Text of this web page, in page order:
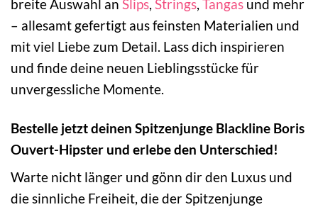
breite Auswahl an Slips, Strings, Tangas und mehr
– allesamt gefertigt aus feinsten Materialien und
mit viel Liebe zum Detail. Lass dich inspirieren
und finde deine neuen Lieblingsstücke für
unvergessliche Momente.
Bestelle jetzt deinen Spitzenjunge Blackline Boris
Ouvert-Hipster und erlebe den Unterschied!
Warte nicht länger und gönn dir den Luxus und
die sinnliche Freiheit, die der Spitzenjunge